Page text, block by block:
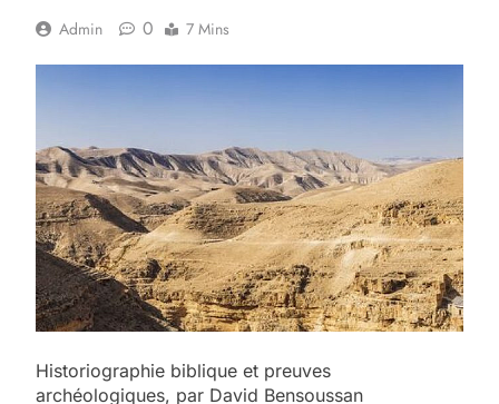
Admin 0 7 Mins
Historiographie biblique et preuves
archéologiques, par David Bensoussan